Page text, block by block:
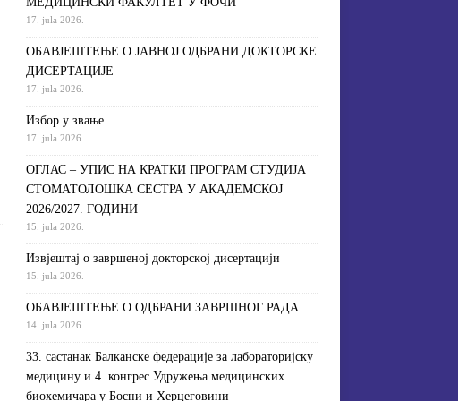
17. jula 2026.
ОБАВЈЕШТЕЊЕ О ЈАВНОЈ ОДБРАНИ ДОКТОРСКЕ
ДИСЕРТАЦИЈЕ
17. jula 2026.
Избор у звање
17. jula 2026.
ОГЛАС – УПИС НА КРАТКИ ПРОГРАМ СТУДИЈА
СТОМАТОЛОШКА СЕСТРА У АКАДЕМСКОЈ
2026/2027. ГОДИНИ
15. jula 2026.
Извjeштaj o зaвршeнoj дoктoрскoj дисeртaциjи
15. jula 2026.
ОБАВЈЕШТЕЊЕ О ОДБРАНИ ЗАВРШНОГ РАДА
14. jula 2026.
33. састанак Балканске федерације за лабораторијску
медицину и 4. конгрес Удружења медицинских
биохемичара у Босни и Херцеговини